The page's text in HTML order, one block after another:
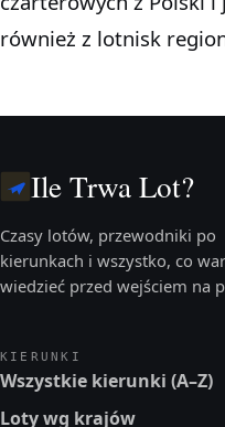
również z lotnisk
Ile Trwa Lot?
Czasy lotów, przewodniki po
kierunkach i wszystko, co
wiedzieć przed wejściem na
KIERUNKI
Wszystkie kierunki (A–Z)
Loty wg krajów